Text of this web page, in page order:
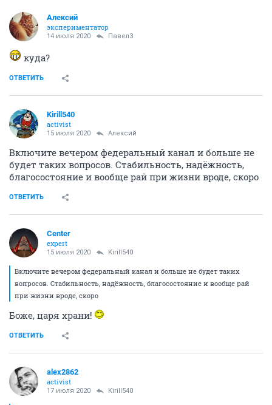
Алексий
экспериментатор
14 июля 2020 Павел3
куда?
ОТВЕТИТЬ
Kirill540
activist
15 июля 2020 Алексий
Включите вечером федеральный канал и больше не
будет таких вопросов. Стабильность, надёжность,
благосостояние и вообще рай при жизни вроде, скоро
ОТВЕТИТЬ
Center
expert
15 июля 2020 Kirill540
Включите вечером федеральный канал и больше не будет таких
вопросов. Стабильность, надёжность, благосостояние и вообще рай
при жизни вроде, скоро
Боже, царя храни!
ОТВЕТИТЬ
alex2862
activist
17 июля 2020 Kirill540